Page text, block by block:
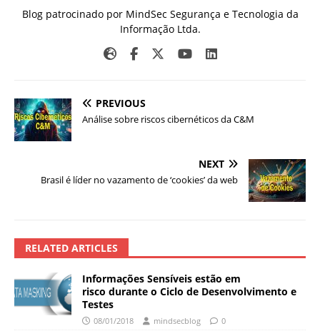
Blog patrocinado por MindSec Segurança e Tecnologia da
Informação Ltda.
PREVIOUS
Análise sobre riscos cibernéticos da C&M
NEXT
Brasil é líder no vazamento de ‘cookies’ da web
RELATED ARTICLES
Informações Sensíveis estão em
risco durante o Ciclo de Desenvolvimento e
Testes
08/01/2018 mindsecblog 0